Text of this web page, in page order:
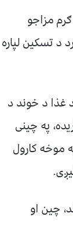
مزاجو
د تسکین لپاره
غذا د خوند د
په چینی
موخه کارول
چین او